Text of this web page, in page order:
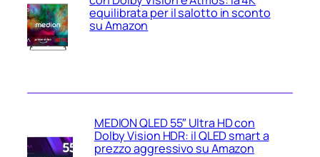
equilibrata per il salotto in sconto
su Amazon
MEDION QLED 55″ Ultra HD con
Dolby Vision HDR: il QLED smart a
prezzo aggressivo su Amazon